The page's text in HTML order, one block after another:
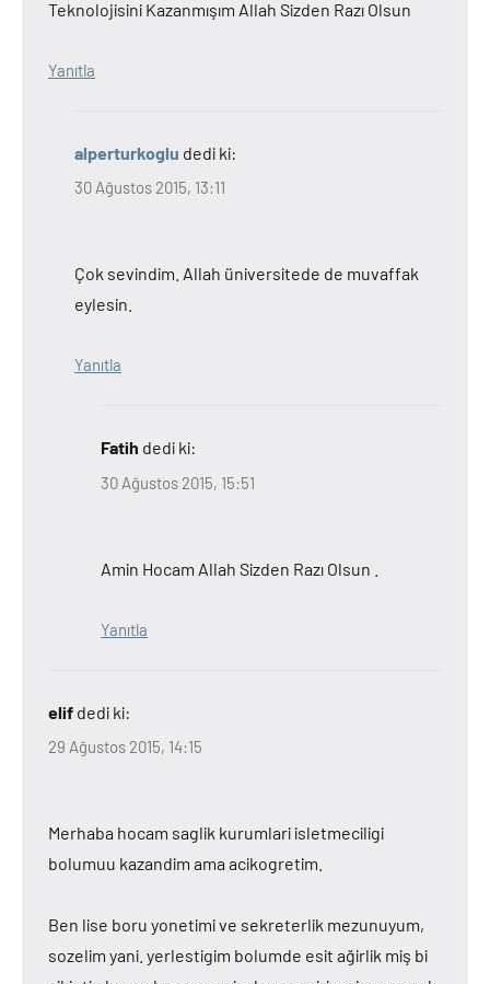
Teknolojisini Kazanmışım Allah Sizden Razı Olsun
Yanıtla
alperturkoglu dedi ki:
30 Ağustos 2015, 13:11
Çok sevindim. Allah üniversitede de muvaffak
eylesin.
Yanıtla
Fatih dedi ki:
30 Ağustos 2015, 15:51
Amin Hocam Allah Sizden Razı Olsun .
Yanıtla
elif dedi ki:
29 Ağustos 2015, 14:15
Merhaba hocam saglik kurumlari isletmeciligi
bolumuu kazandim ama acikogretim.
Ben lise boru yonetimi ve sekreterlik mezunuyum,
sozelim yani. yerlestigim bolumde esit ağirlik miş bi